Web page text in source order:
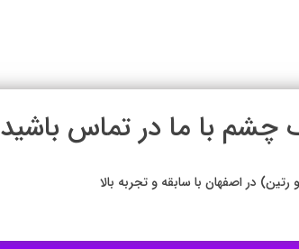
چشم با ما در تماس باشی
در اصفهان با سابقه و تجربه بالا